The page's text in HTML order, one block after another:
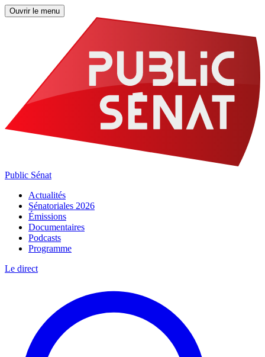
Ouvrir le menu
Public Sénat
Actualités
Sénatoriales 2026
Émissions
Documentaires
Podcasts
Programme
Le direct